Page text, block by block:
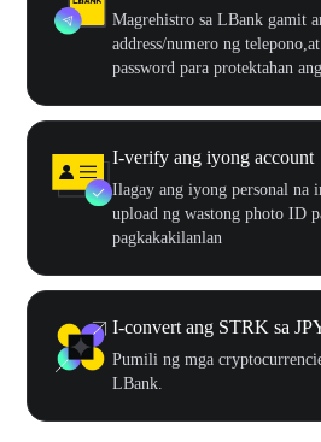
Magrehistro sa LBank gamit
address/numero ng
password para protektahan
I-verify ang iyong account
Ilagay ang iyong personal na
upload ng wastong photo ID
pagkakakilanlan
I-convert ang STRK sa
Pumili ng mga
LBank.